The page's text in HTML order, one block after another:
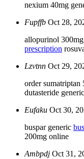
nexium 40mg
Fupffb Oct 28,
allopurinol
prescription
Lzvtnn Oct 29,
order sumatriptan
dutasteride generic
Eufaku Oct 30,
buspar generic
200mg online
Ambpdj Oct 31,